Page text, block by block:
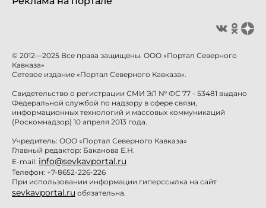
© 2012—2025 Все права защищены. ООО «Портал Северного
Кавказа»
Сетевое издание «Портал Северного Кавказа».
Свидетельство о регистрации СМИ ЭЛ № ФС 77 - 53481 выдано
Федеральной службой по надзору в сфере связи,
информационных технологий и массовых коммуникаций
(Роскомнадзор) 10 апреля 2013 года.
Учредитель: ООО «Портал Северного Кавказа»
Главный редактор: Баканова Е.Н.
E-mail: info@sevkavportal.ru
Телефон: +7-8652-226-226
При использовании информации гиперссылка на сайт
sevkavportal.ru обязательна.